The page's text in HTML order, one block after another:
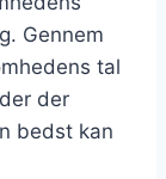
Gennem
tal
der
bedst kan